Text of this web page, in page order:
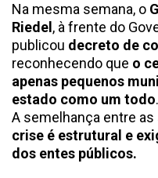
Na mesma semana, o
Riedel , à frente do
publicou decreto de
reconhecendo que o
apenas pequenos
estado como um todo.
A semelhança entre
crise é estrutural e
dos entes públicos.